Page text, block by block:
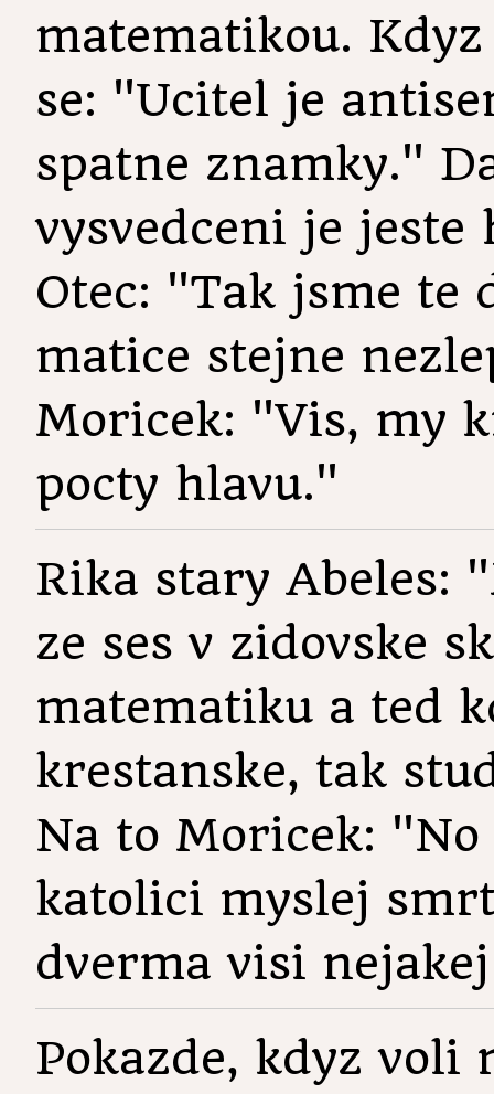
matematikou.
se: "Ucitel je
spatne znamky."
vysvedceni je
Otec: "Tak jsme te
matice stejne
Moricek: "Vis, my
pocty hlavu."
Rika stary Abeles:
ze ses v zidovske
matematiku a ted
krestanske, tak
Na to Moricek:
katolici myslej
dverma visi
Pokazde, kdyz voli